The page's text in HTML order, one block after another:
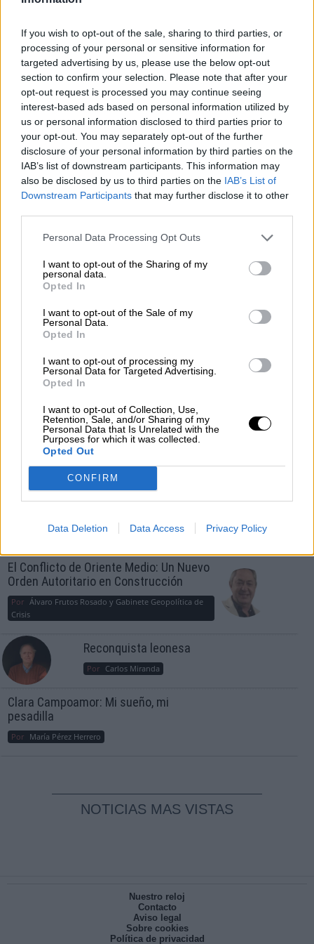
If you wish to opt-out of the sale, sharing to third parties, or
processing of your personal or sensitive information for
targeted advertising by us, please use the below opt-out
section to confirm your selection. Please note that after your
opt-out request is processed you may continue seeing
interest-based ads based on personal information utilized by
us or personal information disclosed to third parties prior to
your opt-out. You may separately opt-out of the further
disclosure of your personal information by third parties on the
IAB’s list of downstream participants. This information may
also be disclosed by us to third parties on the IAB’s List of
Downstream Participants that may further disclose it to other
Personal Data Processing Opt Outs
I want to opt-out of the Sharing of my
personal data.
Opted In
I want to opt-out of the Sale of my
Personal Data.
Opted In
I want to opt-out of processing my
Personal Data for Targeted Advertising.
Opted In
I want to opt-out of Collection, Use,
Retention, Sale, and/or Sharing of my
Personal Data that Is Unrelated with the
Purposes for which it was collected.
Opted Out
CONFIRM
Data Deletion Data Access Privacy Policy
Desde Trump a Ayuso, políticos que
ayudan a lavar las conciencias de los
más irresponsables
PorIñaki Xabier Vélez Domingo
OPINIONES DIVERSAS
¿La ciudadanía de Occidente es
consciente del riesgo de una tercera
Por Álvaro Frutos Rosado y Gabinete Geopolítica de
Crisis
Suelta y confía
María Comesaña
Por Juan Manuel Beltrán
El Conflicto de Oriente Medio: Un Nuevo
Orden Autoritario en Construcción
Por Álvaro Frutos Rosado y Gabinete Geopolítica de
Crisis
Reconquista leonesa
Por Carlos Miranda
Clara Campoamor: Mi sueño, mi
pesadilla
Por María Pérez Herrero
NOTICIAS MAS VISTAS
Nuestro reloj
Contacto
Aviso legal
Sobre cookies
Política de privacidad